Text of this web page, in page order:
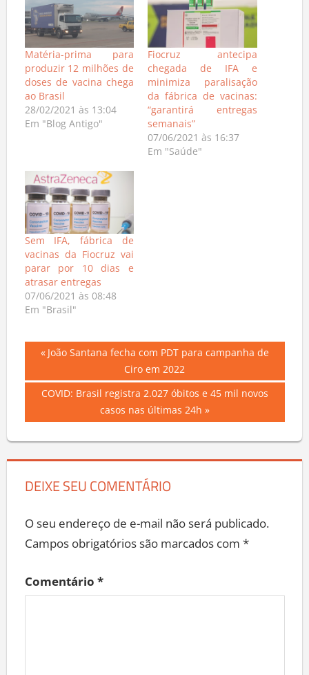
Matéria-prima para
produzir 12 milhões de
doses de vacina chega
ao Brasil
28/02/2021 às 13:04
Em "Blog Antigo"
Fiocruz antecipa
chegada de IFA e
minimiza paralisação
da fábrica de vacinas:
“garantirá entregas
semanais”
07/06/2021 às 16:37
Em "Saúde"
Sem IFA, fábrica de
vacinas da Fiocruz vai
parar por 10 dias e
atrasar entregas
07/06/2021 às 08:48
Em "Brasil"
Navegação
de
Previous
João Santana fecha com PDT para campanha de
Ciro em 2022
Next
COVID: Brasil registra 2.027 óbitos e 45 mil novos
casos nas últimas 24h
DEIXE SEU COMENTÁRIO
O seu endereço de e-mail não será publicado.
Campos obrigatórios são marcados com *
Comentário *